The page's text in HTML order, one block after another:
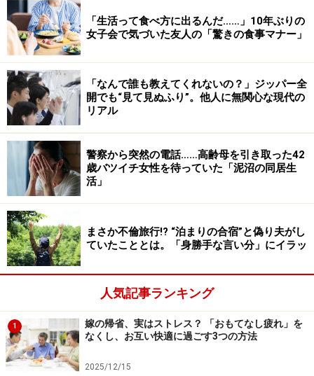
「生活って食べ方に出るんだ……」10年ぶりの
女子会で気づいた友人の「驚きの食事マナー」
「なんで誰も教えてくれないの？」ジッパー全
開でも“見て見ぬふり”。他人に無関心な現代の
リアル
警察から突然の電話……高齢母を引き取った42
歳バツイチ女性を待っていた「泥沼の同居生
活」
まさか不倫旅行!? “泊まりの合宿”と偽り夫がし
ていたこととは。「身勝手な言い分」にイラッ
人気記事ランキング
1
嫁の帰省、実はストレス？ 「おもてなし疲れ」を
なくし、お互い快適に過ごす3つの方法
2025/12/15